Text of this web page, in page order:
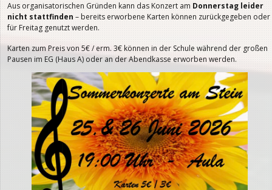
Aus organisatorischen Gründen kann das Konzert am Donnerstag leider
nicht stattfinden – bereits erworbene Karten können zurückgegeben oder
für Freitag genutzt werden.
Karten zum Preis von 5€ / erm. 3€ können in der Schule während der großen
Pausen im EG (Haus A) oder an der Abendkasse erworben werden.